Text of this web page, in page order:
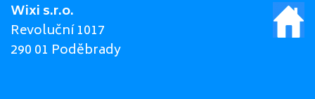
Wixi s.r.o.
Revoluční 1017
290 01 Poděbrady